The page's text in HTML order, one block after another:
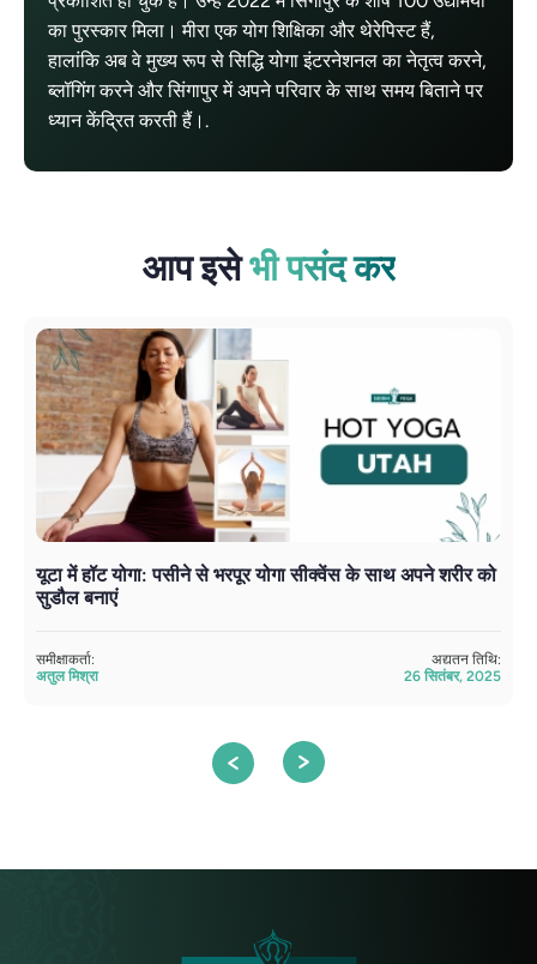
का पुरस्कार मिला। मीरा एक योग शिक्षिका और थेरेपिस्ट हैं,
हालांकि अब वे मुख्य रूप से सिद्धि योगा इंटरनेशनल का नेतृत्व करने,
ब्लॉगिंग करने और सिंगापुर में अपने परिवार के साथ समय बिताने पर
ध्यान केंद्रित करती हैं।.
आप इसेभी पसंद कर
यूटा में हॉट योगा: पसीने से भरपूर योगा सीक्वेंस के साथ अपने शरीर को
सुडौल बनाएं
समीक्षाकर्ता:
अतुल मिश्रा
अद्यतन तिथि:
26 सितंबर, 2025